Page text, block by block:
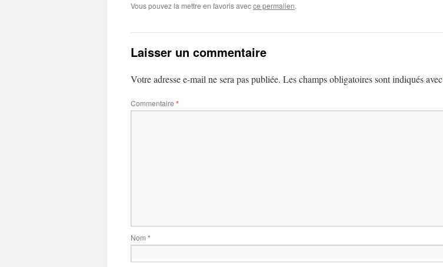
Vous pouvez la mettre en favoris avecce permalien.
Laisser un commentaire
Votre adresse e-mail ne sera pas publiée. Les champs obligatoires sont indiqués avec
Commentaire *
Nom *